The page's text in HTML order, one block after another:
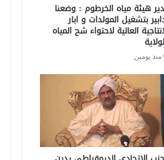
هيئة مياه الخرطوم : وضعنا
بتشغيل المولدات و ابار
العالية لاحتواء شح المياه
منذ يومين